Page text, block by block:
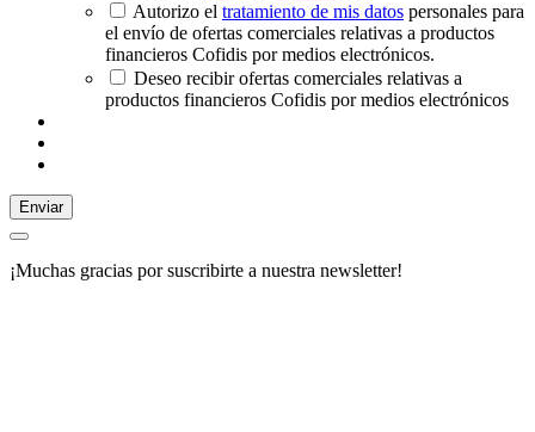
Autorizo el tratamiento de mis datos personales para
el envío de ofertas comerciales relativas a productos
financieros Cofidis por medios electrónicos.
Deseo recibir ofertas comerciales relativas a
productos financieros Cofidis por medios electrónicos
Enviar
¡Muchas gracias por suscribirte a nuestra newsletter!